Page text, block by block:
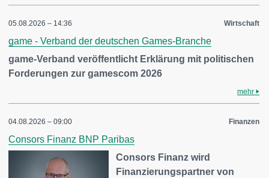
05.08.2026 – 14:36 Wirtschaft
game - Verband der deutschen Games-Branche
game-Verband veröffentlicht Erklärung mit politischen
Forderungen zur gamescom 2026
mehr
04.08.2026 – 09:00 Finanzen
Consors Finanz BNP Paribas
Consors Finanz wird
Finanzierungspartner von